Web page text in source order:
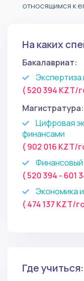
относящимся к
На каких
Бакалавриат:
( 520 394 KZT/
Магистратура:
Цифровая
финансами
( 902 016 KZT/
( 520 394 - 601
Экономика
( 474 137 KZT/
Где учиться: